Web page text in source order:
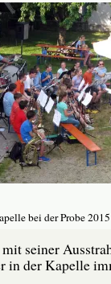
bei der Probe 2015
seiner
in der Kapelle